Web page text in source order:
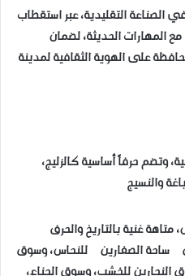
التقليدية، عبر استقطاب
المهارات الحديثة، لضمان
على الهوية الثقافية لمدينة
وتضم حرفاً أساسية كالزليج،
والنسيج
متاهة غنية بالتاريخ والحرف
ساحة الصفارين للنحاس، وسوق
النجارين للخشب، وسوق الحناء،